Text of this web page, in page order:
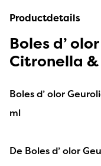
Productdetails
Boles d’
Citronella
Boles d’ olor
ml
De Boles d’ olor